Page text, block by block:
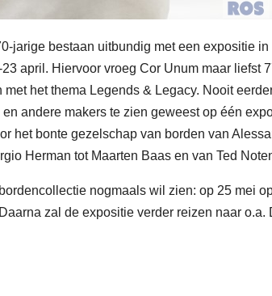
jarige bestaan uitbundig met een expositie
april. Hiervoor vroeg Cor Unum maar liefst
het thema Legends & Legacy. Nooit
andere makers te zien geweest op één
het bonte gezelschap van borden van
Herman tot Maarten Baas en van Ted
nogmaals wil zien: op 25 mei
zal de expositie verder reizen naar